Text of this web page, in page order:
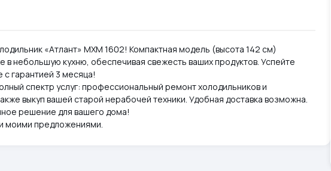
«Атлант» МХМ 1602! Компактная модель (высота 142 см)
в небольшую кухню, обеспечивая свежесть ваших продуктов. Успейте
с гарантией 3 месяца!
спектр услуг: профессиональный ремонт холодильников и
выкуп вашей старой нерабочей техники. Удобная доставка возможна.
решение для вашего дома!
моими предложениями.